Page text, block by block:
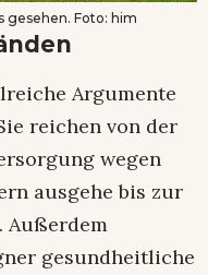
gesehen. Foto: him
Argumente
reichen von der
wegen
ausgehe bis zur
Außerdem
gesundheitliche